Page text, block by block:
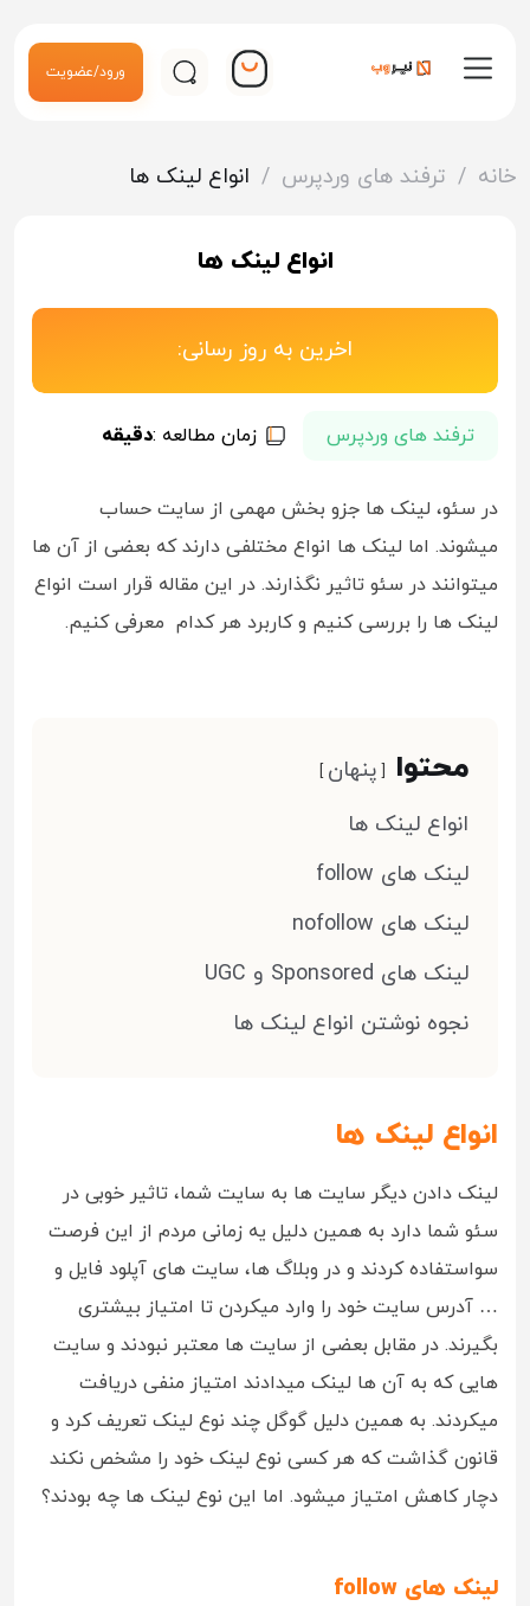
ورود/عضویت
خانه / ترفند های وردپرس / انواع لینک ها
انواع لینک ها
اخرین به روز رسانی:
ترفند های وردپرس زمان مطالعه :دقیقه
در سئو، لینک ها جزو بخش مهمی از سایت حساب
میشوند. اما لینک ها انواع مختلفی دارند که بعضی از آن ها
میتوانند در سئو تاثیر نگذارند. در این مقاله قرار است انواع
لینک ها را بررسی کنیم و کاربرد هر کدام معرفی کنیم.
محتوا
پنهان
انواع لینک ها
لینک های follow
لینک های nofollow
لینک های Sponsored و UGC
نجوه نوشتن انواع لینک ها
انواع لینک ها
لینک دادن دیگر سایت ها به سایت شما، تاثیر خوبی در
سئو شما دارد به همین دلیل یه زمانی مردم از این فرصت
سواستفاده کردند و در وبلاگ ها، سایت های آپلود فایل و
… آدرس سایت خود را وارد میکردن تا امتیاز بیشتری
بگیرند. در مقابل بعضی از سایت ها معتبر نبودند و سایت
هایی که به آن ها لینک میدادند امتیاز منفی دریافت
میکردند. به همین دلیل گوگل چند نوع لینک تعریف کرد و
قانون گذاشت که هر کسی نوع لینک خود را مشخص نکند
دچار کاهش امتیاز میشود. اما این نوع لینک ها چه بودند؟
لینک های follow